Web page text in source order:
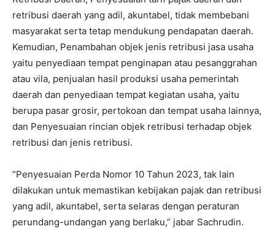
retribusi daerah yang adil, akuntabel, tidak membebani
masyarakat serta tetap mendukung pendapatan daerah.
Kemudian, Penambahan objek jenis retribusi jasa usaha
yaitu penyediaan tempat penginapan atau pesanggrahan
atau vila, penjualan hasil produksi usaha pemerintah
daerah dan penyediaan tempat kegiatan usaha, yaitu
berupa pasar grosir, pertokoan dan tempat usaha lainnya,
dan Penyesuaian rincian objek retribusi terhadap objek
retribusi dan jenis retribusi.
“Penyesuaian Perda Nomor 10 Tahun 2023, tak lain
dilakukan untuk memastikan kebijakan pajak dan retribusi
yang adil, akuntabel, serta selaras dengan peraturan
perundang-undangan yang berlaku,” jabar Sachrudin.